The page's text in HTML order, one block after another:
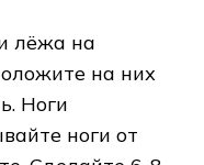
лёжа на
на них
Ноги
ноги от